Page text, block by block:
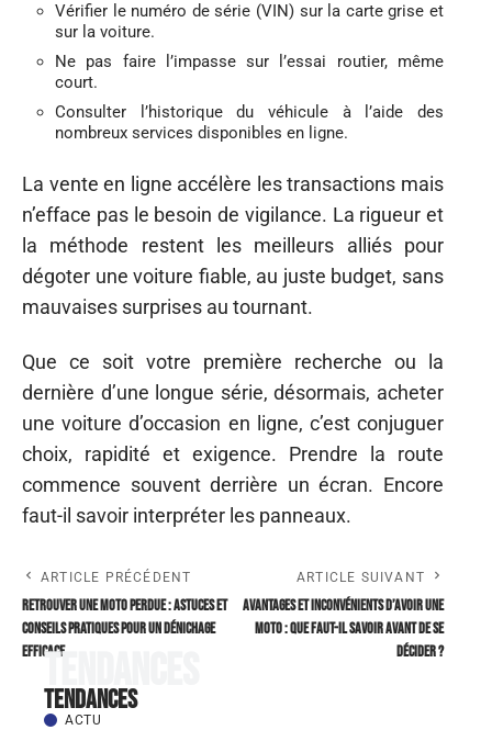
Vérifier le numéro de série (VIN) sur la carte grise et
sur la voiture.
Ne pas faire l’impasse sur l’essai routier, même
court.
Consulter l’historique du véhicule à l’aide des
nombreux services disponibles en ligne.
La vente en ligne accélère les transactions mais
n’efface pas le besoin de vigilance. La rigueur et
la méthode restent les meilleurs alliés pour
dégoter une voiture fiable, au juste budget, sans
mauvaises surprises au tournant.
Que ce soit votre première recherche ou la
dernière d’une longue série, désormais, acheter
une voiture d’occasion en ligne, c’est conjuguer
choix, rapidité et exigence. Prendre la route
commence souvent derrière un écran. Encore
faut-il savoir interpréter les panneaux.
ARTICLE PRÉCÉDENT
Retrouver une moto perdue : astuces et
conseils pratiques pour un dénichage
efficace
ARTICLE SUIVANT
Avantages et inconvénients d’avoir une
moto : que faut-il savoir avant de se
décider ?
Tendances
Tendances
ACTU